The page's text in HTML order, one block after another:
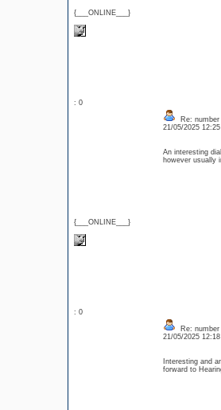
{___ONLINE___}
: 0
{___ONLINE___}
Re: number
21/05/2025
An interesting
however
: 0
Re: number
21/05/2025
Interesting and
forward to